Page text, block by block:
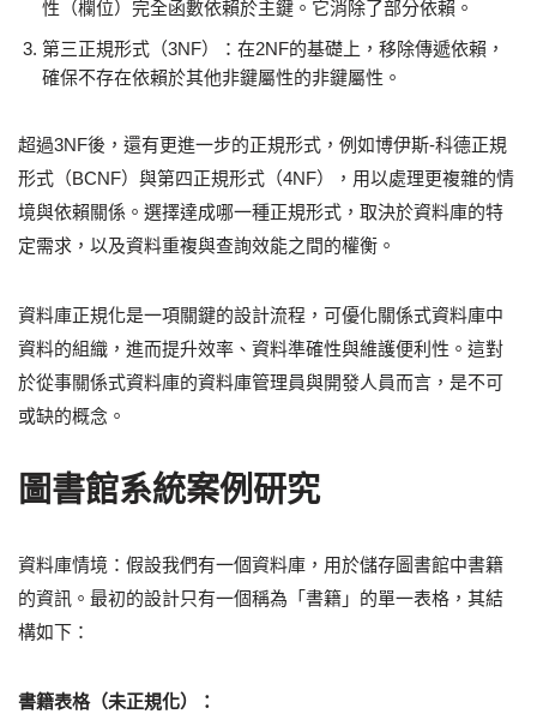
性（欄位）完全函數依賴於主鍵。它消除了部分依賴。
第三正規形式（3NF）：在2NF的基礎上，移除傳遞依賴，
確保不存在依賴於其他非鍵屬性的非鍵屬性。
超過3NF後，還有更進一步的正規形式，例如博伊斯-科德正規
形式（BCNF）與第四正規形式（4NF），用以處理更複雜的情
境與依賴關係。選擇達成哪一種正規形式，取決於資料庫的特
定需求，以及資料重複與查詢效能之間的權衡。
資料庫正規化是一項關鍵的設計流程，可優化關係式資料庫中
資料的組織，進而提升效率、資料準確性與維護便利性。這對
於從事關係式資料庫的資料庫管理員與開發人員而言，是不可
或缺的概念。
圖書館系統案例研究
資料庫情境：假設我們有一個資料庫，用於儲存圖書館中書籍
的資訊。最初的設計只有一個稱為「書籍」的單一表格，其結
構如下：
書籍表格（未正規化）：